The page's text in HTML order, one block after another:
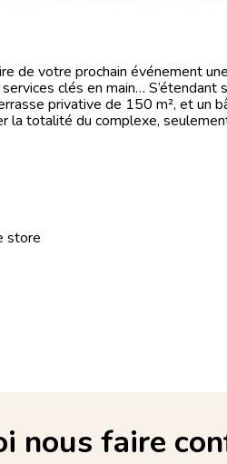
de votre prochain événement
clés en main… S’étendant
privative de 150 m², et un
la totalité du complexe,
store
nous faire